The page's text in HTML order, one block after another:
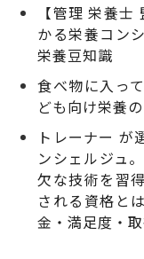
【管理 栄養
かる栄養コン
栄養豆知識
食べ物に入っ
ども向け栄養
トレーナー が
ンシェルジュ
欠な技術を習
される資格と
金・満足度・